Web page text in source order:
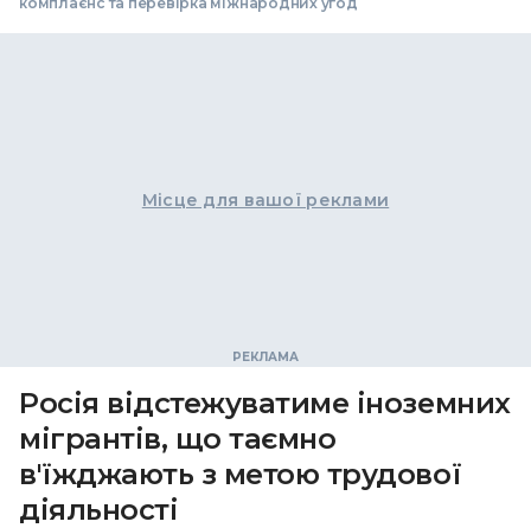
Місце для вашої реклами
Росія відстежуватиме іноземних
мігрантів, що таємно
в'їжджають з метою трудової
діяльності